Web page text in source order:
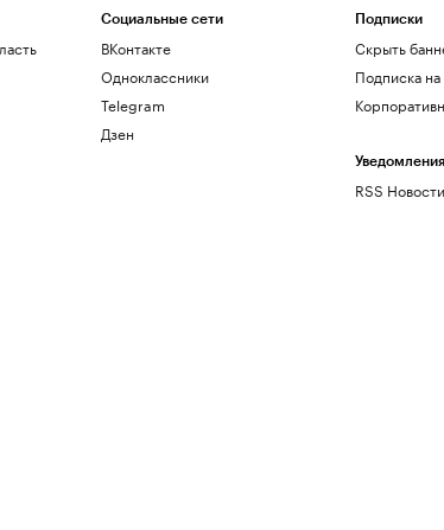
Социальные сети
ВКонтакте
Одноклассники
Telegram
Дзен
Подписки
Скрыть
Подписка
Уведомления
RSS Новости